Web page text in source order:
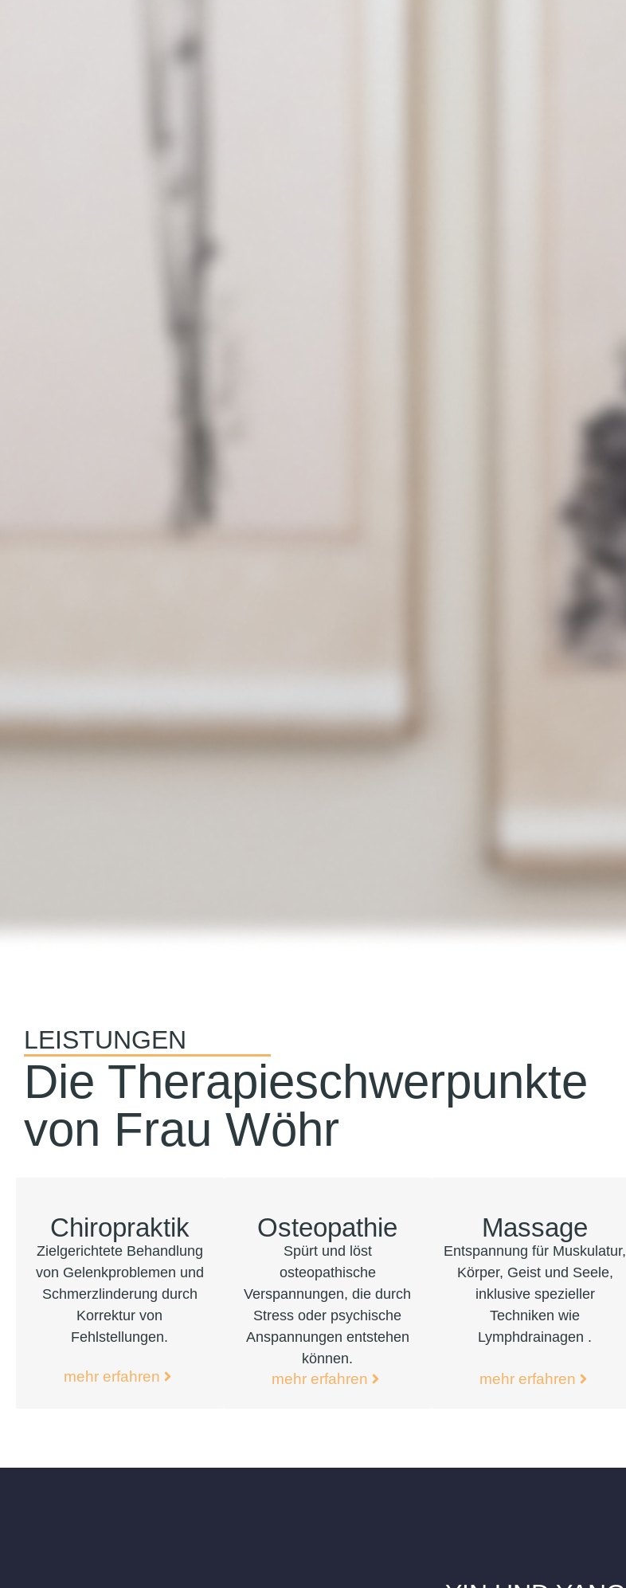
LEISTUNGEN
Die Therapieschwerpunkte
von Frau Wöhr
Chiropraktik
Zielgerichtete Behandlung
von Gelenkproblemen und
Schmerzlinderung durch
Korrektur von
Fehlstellungen.
mehr erfahren
Osteopathie
Spürt und löst
osteopathische
Verspannungen, die durch
Stress oder psychische
Anspannungen entstehen
können.
mehr erfahren
Massage
Entspannung für Muskulatur,
Körper, Geist und Seele,
inklusive spezieller
Techniken wie
Lymphdrainagen .
mehr erfahren